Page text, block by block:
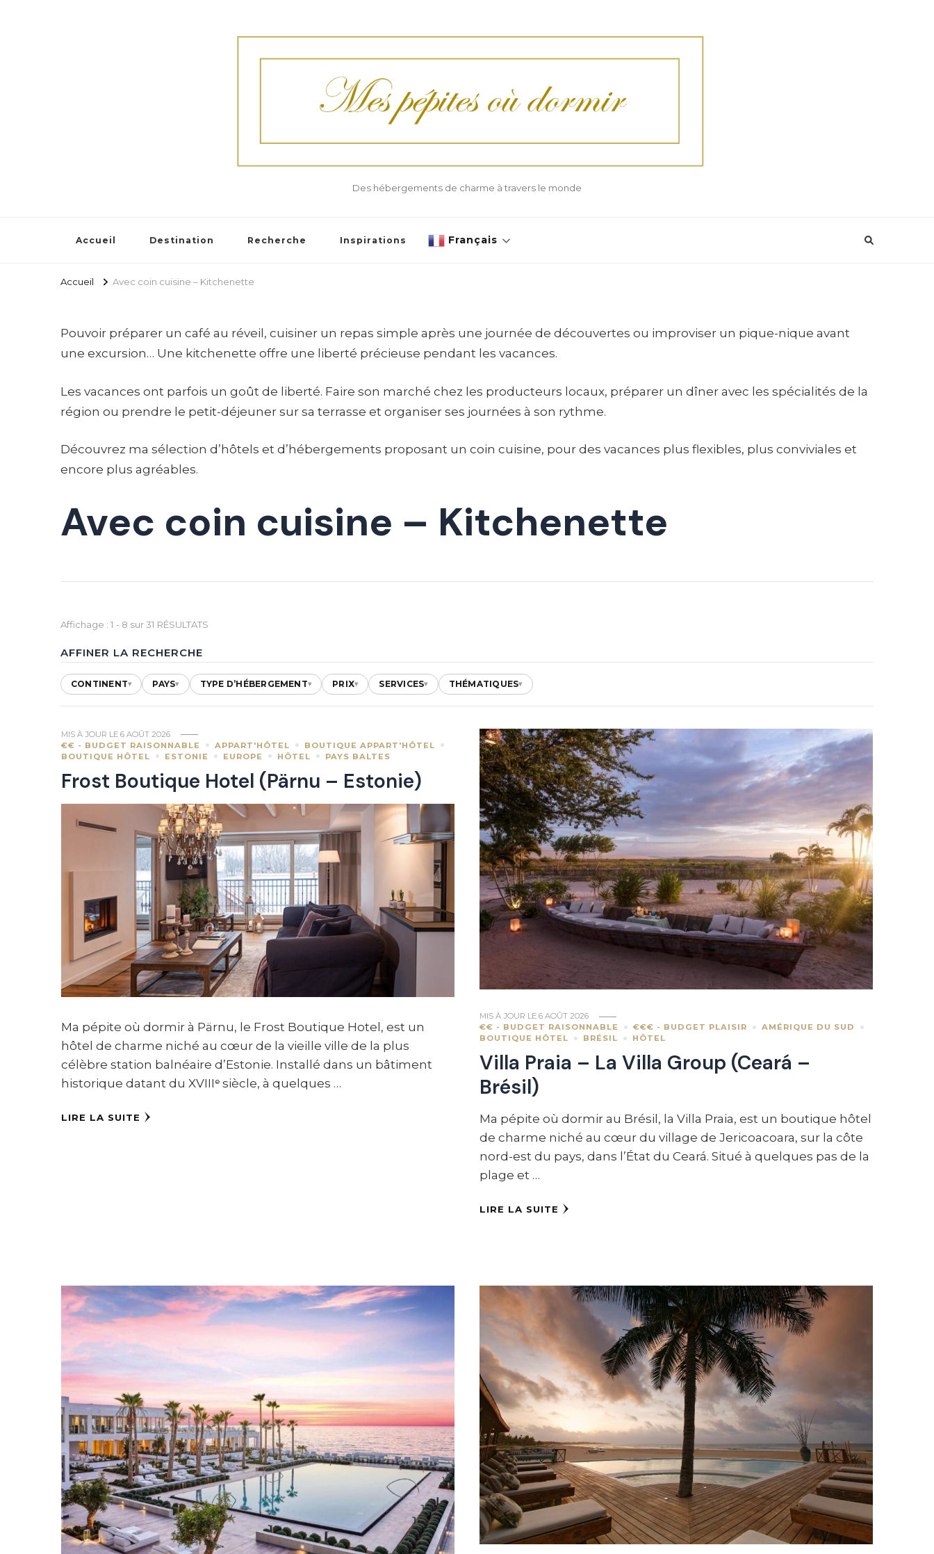
Des hébergements de charme à travers le monde
Accueil Destination Recherche Inspirations Français
Accueil Avec coin cuisine – Kitchenette
Pouvoir préparer un café au réveil, cuisiner un repas simple après une journée de découvertes ou improviser un pique-nique avant
une excursion… Une kitchenette offre une liberté précieuse pendant les vacances.
Les vacances ont parfois un goût de liberté. Faire son marché chez les producteurs locaux, préparer un dîner avec les spécialités de la
région ou prendre le petit-déjeuner sur sa terrasse et organiser ses journées à son rythme.
Découvrez ma sélection d’hôtels et d’hébergements proposant un coin cuisine, pour des vacances plus flexibles, plus conviviales et
encore plus agréables.
Avec coin cuisine – Kitchenette
Affichage : 1 - 8 sur 31 RÉSULTATS
AFFINER LA RECHERCHE
CONTINENT▾ PAYS▾ TYPE D’HÉBERGEMENT▾ PRIX▾ SERVICES▾ THÉMATIQUES▾
MIS À JOUR LE 6 AOÛT 2026
€€ - BUDGET RAISONNABLE
APPART'HÔTEL
BOUTIQUE APPART'HÔTEL
BOUTIQUE HÔTEL
ESTONIE EUROPE HÔTEL PAYS BALTES
Frost Boutique Hotel (Pärnu – Estonie)
Ma pépite où dormir à Pärnu, le Frost Boutique Hotel, est un
hôtel de charme niché au cœur de la vieille ville de la plus
célèbre station balnéaire d’Estonie. Installé dans un bâtiment
historique datant du XVIIIᵉ siècle, à quelques …
LIRE LA SUITE
MIS À JOUR LE6 AOÛT 2026
€€ - BUDGET RAISONNABLE
€€€ - BUDGET PLAISIR
AMÉRIQUE DU SUD
BOUTIQUE HÔTEL
BRÉSIL HÔTEL
Villa Praia – La Villa Group (Ceará –
Brésil)
Ma pépite où dormir au Brésil, la Villa Praia, est un boutique hôtel
de charme niché au cœur du village de Jericoacoara, sur la côte
nord-est du pays, dans l’État du Ceará. Situé à quelques pas de la
plage et …
LIRE LA SUITE